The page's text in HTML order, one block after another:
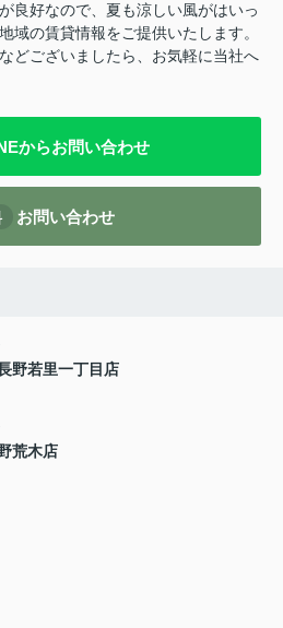
良好なので、夏も涼しい風がはいっ
域の賃貸情報をご提供いたします。
どございましたら、お気軽に当社へ
からお問い合わせ
お問い合わせ
野若里一丁目店
荒木店